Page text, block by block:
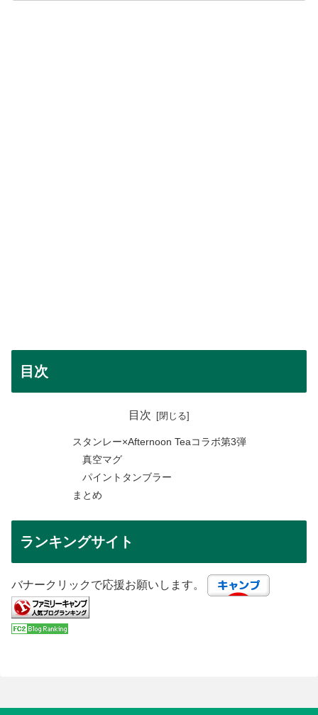
目次
目次
スタンレー×Afternoon Teaコラボ第3弾
真空マグ
パイントタンブラー
まとめ
ランキングサイト
バナークリックで応援お願いします。